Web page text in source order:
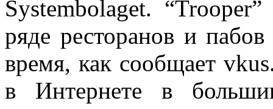
Systembolaget.
ряде ресторанов и
время, как сообщает
в Интернете в